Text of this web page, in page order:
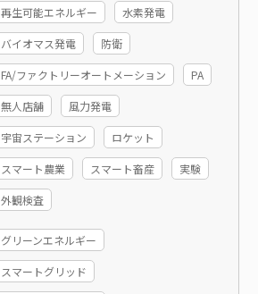
再生可能エネルギー 水素発電
バイオマス発電 防衛
FA/ファクトリーオートメーション PA
無人店舗 風力発電
宇宙ステーション ロケット
スマート農業 スマート畜産 実験
外観検査
グリーンエネルギー
スマートグリッド